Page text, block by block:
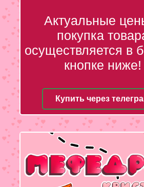
Актуальные
покупка
осуществляется в
кнопке ниже!
Купить через